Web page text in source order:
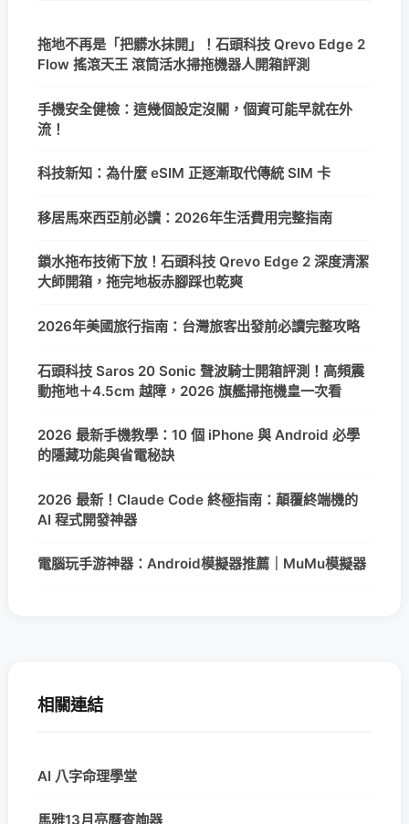
拖地不再是「把髒水抹開」！石頭科技 Qrevo Edge 2
Flow 搖滾天王 滾筒活水掃拖機器人開箱評測
手機安全健檢：這幾個設定沒關，個資可能早就在外
流！
科技新知：為什麼 eSIM 正逐漸取代傳統 SIM 卡
移居馬來西亞前必讀：2026年生活費用完整指南
鎖水拖布技術下放！石頭科技 Qrevo Edge 2 深度清潔
大師開箱，拖完地板赤腳踩也乾爽
2026年美國旅行指南：台灣旅客出發前必讀完整攻略
石頭科技 Saros 20 Sonic 聲波騎士開箱評測！高頻震
動拖地＋4.5cm 越障，2026 旗艦掃拖機皇一次看
2026 最新手機教學：10 個 iPhone 與 Android 必學
的隱藏功能與省電秘訣
2026 最新！Claude Code 終極指南：顛覆終端機的
AI 程式開發神器
電腦玩手游神器：Android模擬器推薦｜MuMu模擬器
相關連結
AI 八字命理學堂
馬雅13月亮曆查詢器